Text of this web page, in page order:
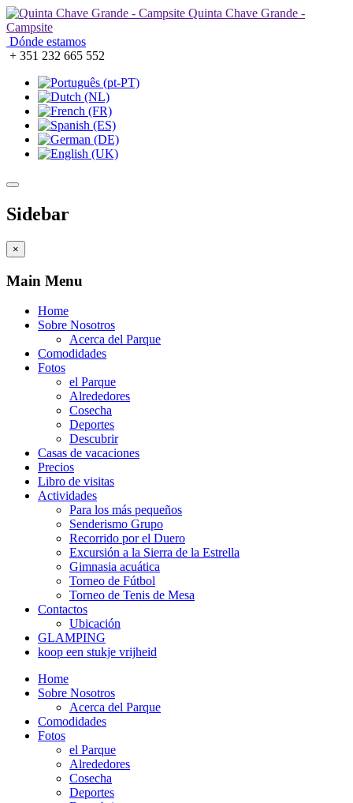
Quinta Chave Grande -
Campsite
Dónde estamos
+ 351 232 665 552
Sidebar
×
Main Menu
Home
Sobre Nosotros
Acerca del Parque
Comodidades
Fotos
el Parque
Alrededores
Cosecha
Deportes
Descubrir
Casas de vacaciones
Precios
Libro de visitas
Actividades
Para los más pequeños
Senderismo Grupo
Recorrido por el Duero
Excursión a la Sierra de la Estrella
Gimnasia acuática
Torneo de Fútbol
Torneo de Tenis de Mesa
Contactos
Ubicación
GLAMPING
koop een stukje vrijheid
Home
Sobre Nosotros
Acerca del Parque
Comodidades
Fotos
el Parque
Alrededores
Cosecha
Deportes